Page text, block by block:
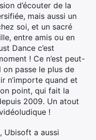
d’écouter de la
mais aussi un
soi, et un sacré
entre amis ou en
Dance c’est
! Ce n’est peut-
passe le plus de
n’importe quand et
point, qui fait la
2009. Un atout
!
Ubisoft a aussi